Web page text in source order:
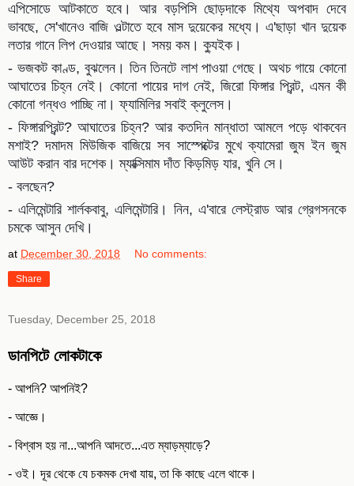
এপিসোডে আটকাতে হবে। আর বড়পিসি ছোড়দাকে মিথ্যে অপবাদ দেবে
ভাবছে, সে'খানেও বাজি ওল্টাতে হবে মাস দুয়েকের মধ্যে। এ'ছাড়া খান দুয়েক
লতার গানে লিপ দেওয়ার আছে। সময় কম। ক্যুইক।
- ভজকট কাণ্ড, বুঝলেন। তিন তিনটে লাশ পাওয়া গেছে। অথচ গায়ে কোনো
আঘাতের চিহ্ন নেই। কোনো পায়ের দাগ নেই, জিরো ফিঙ্গার প্রিন্ট, এমন কী
কোনো গন্ধও পাচ্ছি না। ফ্যামিলির সবাই ক্লুলেস।
- ফিঙ্গারপ্রিন্ট? আঘাতের চিহ্ন? আর কতদিন মান্ধাতা আমলে পড়ে থাকবেন
মশাই? দমাদম মিউজিক বাজিয়ে সব সাস্পেক্টের মুখে ক্যামেরা জুম ইন জুম
আউট করান বার দশেক। ম্যাক্সিমাম দাঁত কিড়মিড় যার, খুনি সে।
- বলছেন?
- এলিমেন্টারি শার্লকবাবু, এলিমেন্টারি। নিন, এ'বারে লেস্ট্রাড আর গ্রেগসনকে
চমকে আসুন দেখি।
at December 30, 2018 No comments:
Share
Tuesday, December 25, 2018
ডানপিটে লোকটাকে
- আপনি? আপনিই?
- আজ্ঞে।
- বিশ্বাস হয় না...আপনি আদতে...এত ম্যাড়ম্যাড়ে?
- ওই। দূর থেকে যে চকমক দেখা যায়, তা কি কাছে এলে থাকে।